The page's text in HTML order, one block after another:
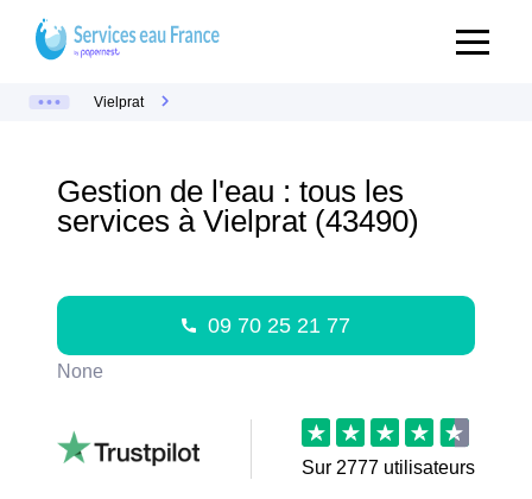
Vielprat
Gestion de l'eau : tous les
services à Vielprat (43490)
09 70 25 21 77
None
Sur 2777 utilisateurs